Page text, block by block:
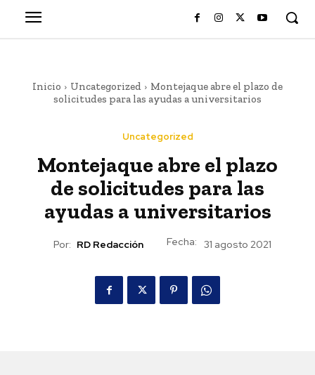
Inicio Uncategorized
Montejaque abre el plazo de
solicitudes para las ayudas a universitarios
Uncategorized
Montejaque abre el plazo
de solicitudes para las
ayudas a universitarios
Por: RD Redacción Fecha: 31 agosto 2021